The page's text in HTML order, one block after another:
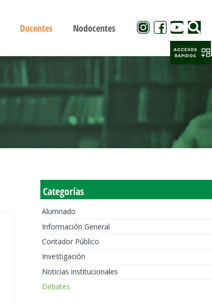
Docentes Nodocentes
Categorías
Alumnado
Información General
Contador Público
Investigación
Noticias institucionales
Debates
ACCESOS
RAPIDOS